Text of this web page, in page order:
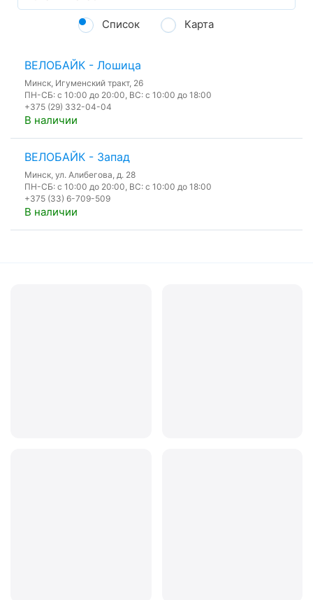
Список Карта
ВЕЛОБАЙК - Лошица
Минск, Игуменский тракт, 26
ПН-СБ: с 10:00 до 20:00, ВС: с 10:00 до 18:00
+375 (29) 332-04-04
В наличии
ВЕЛОБАЙК - Запад
Минск, ул. Алибегова, д. 28
ПН-СБ: с 10:00 до 20:00, ВС: с 10:00 до 18:00
+375 (33) 6-709-509
В наличии